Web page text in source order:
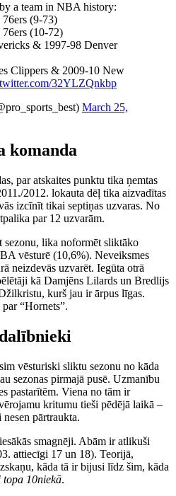
a team in NBA history:
(9-73)
(10-72)
& 1997-98 Denver
Clippers & 2009-10 New
32YLZQnkbp
March 25,
komanda
par atskaites punktu tika ņemtas
2012. lokauta dēļ tika aizvadītas
izcīnīt tikai septiņas uzvaras. No
par 12 uzvarām.
sezonu, lika noformēt sliktāko
vēsturē (10,6%). Neveiksmes
neizdevās uzvarēt. Iegūta otrā
kā Damjēns Lilards un Bredlijs
kurš jau ir ārpus līgas.
“Hornets”.
vēsturiski sliktu sezonu no kāda
sezonas pirmajā pusē. Uzmanību
pastarītēm. Viena no tām ir
kritumu tieši pēdējā laikā –
pārtraukta.
smagnēji. Abām ir atlikuši
attiecīgi 17 un 18). Teorijā,
kāda tā ir bijusi līdz šim, kāda
topa 10niekā.